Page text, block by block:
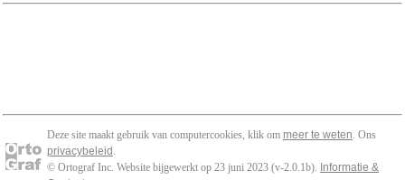
Deze site maakt gebruik van computercookies, klik om meer te weten. Ons
privacybeleid .
© Ortograf Inc. Website bijgewerkt op 23 juni 2023 (v-2.0.1b). Informatie &